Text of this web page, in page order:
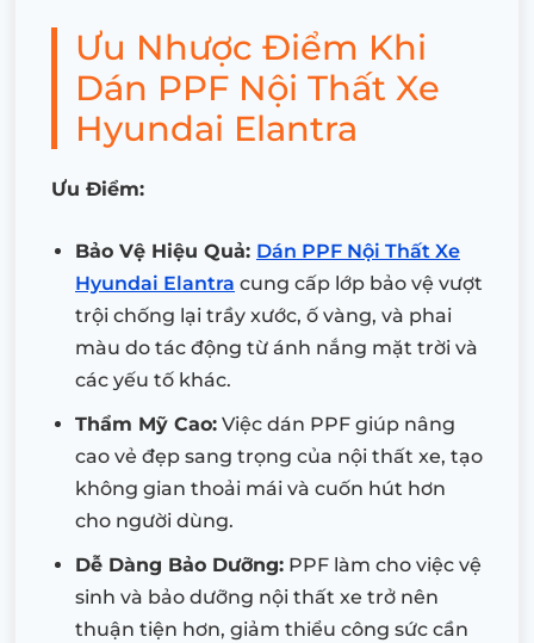
Ưu Nhược Điểm Khi
Dán PPF Nội Thất Xe
Hyundai Elantra
Ưu Điểm:
Bảo Vệ Hiệu Quả: Dán PPF Nội Thất Xe
Hyundai Elantra cung cấp lớp bảo vệ vượt
trội chống lại trầy xước, ố vàng, và phai
màu do tác động từ ánh nắng mặt trời và
các yếu tố khác.
Thẩm Mỹ Cao: Việc dán PPF giúp nâng
cao vẻ đẹp sang trọng của nội thất xe, tạo
không gian thoải mái và cuốn hút hơn
cho người dùng.
Dễ Dàng Bảo Dưỡng: PPF làm cho việc vệ
sinh và bảo dưỡng nội thất xe trở nên
thuận tiện hơn, giảm thiểu công sức cần